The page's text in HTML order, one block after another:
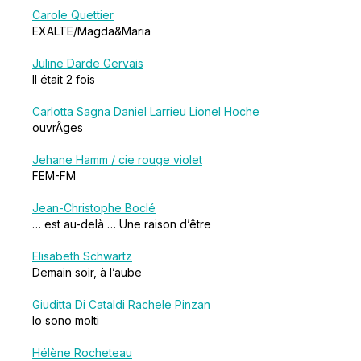
Carole Quettier
EXALTE/Magda&Maria
Juline Darde Gervais
Il était 2 fois
Carlotta Sagna Daniel Larrieu Lionel Hoche
ouvrÂges
Jehane Hamm / cie rouge violet
FEM-FM
Jean-Christophe Boclé
… est au-delà … Une raison d’être
Elisabeth Schwartz
Demain soir, à l’aube
Giuditta Di Cataldi Rachele Pinzan
Io sono molti
Hélène Rocheteau